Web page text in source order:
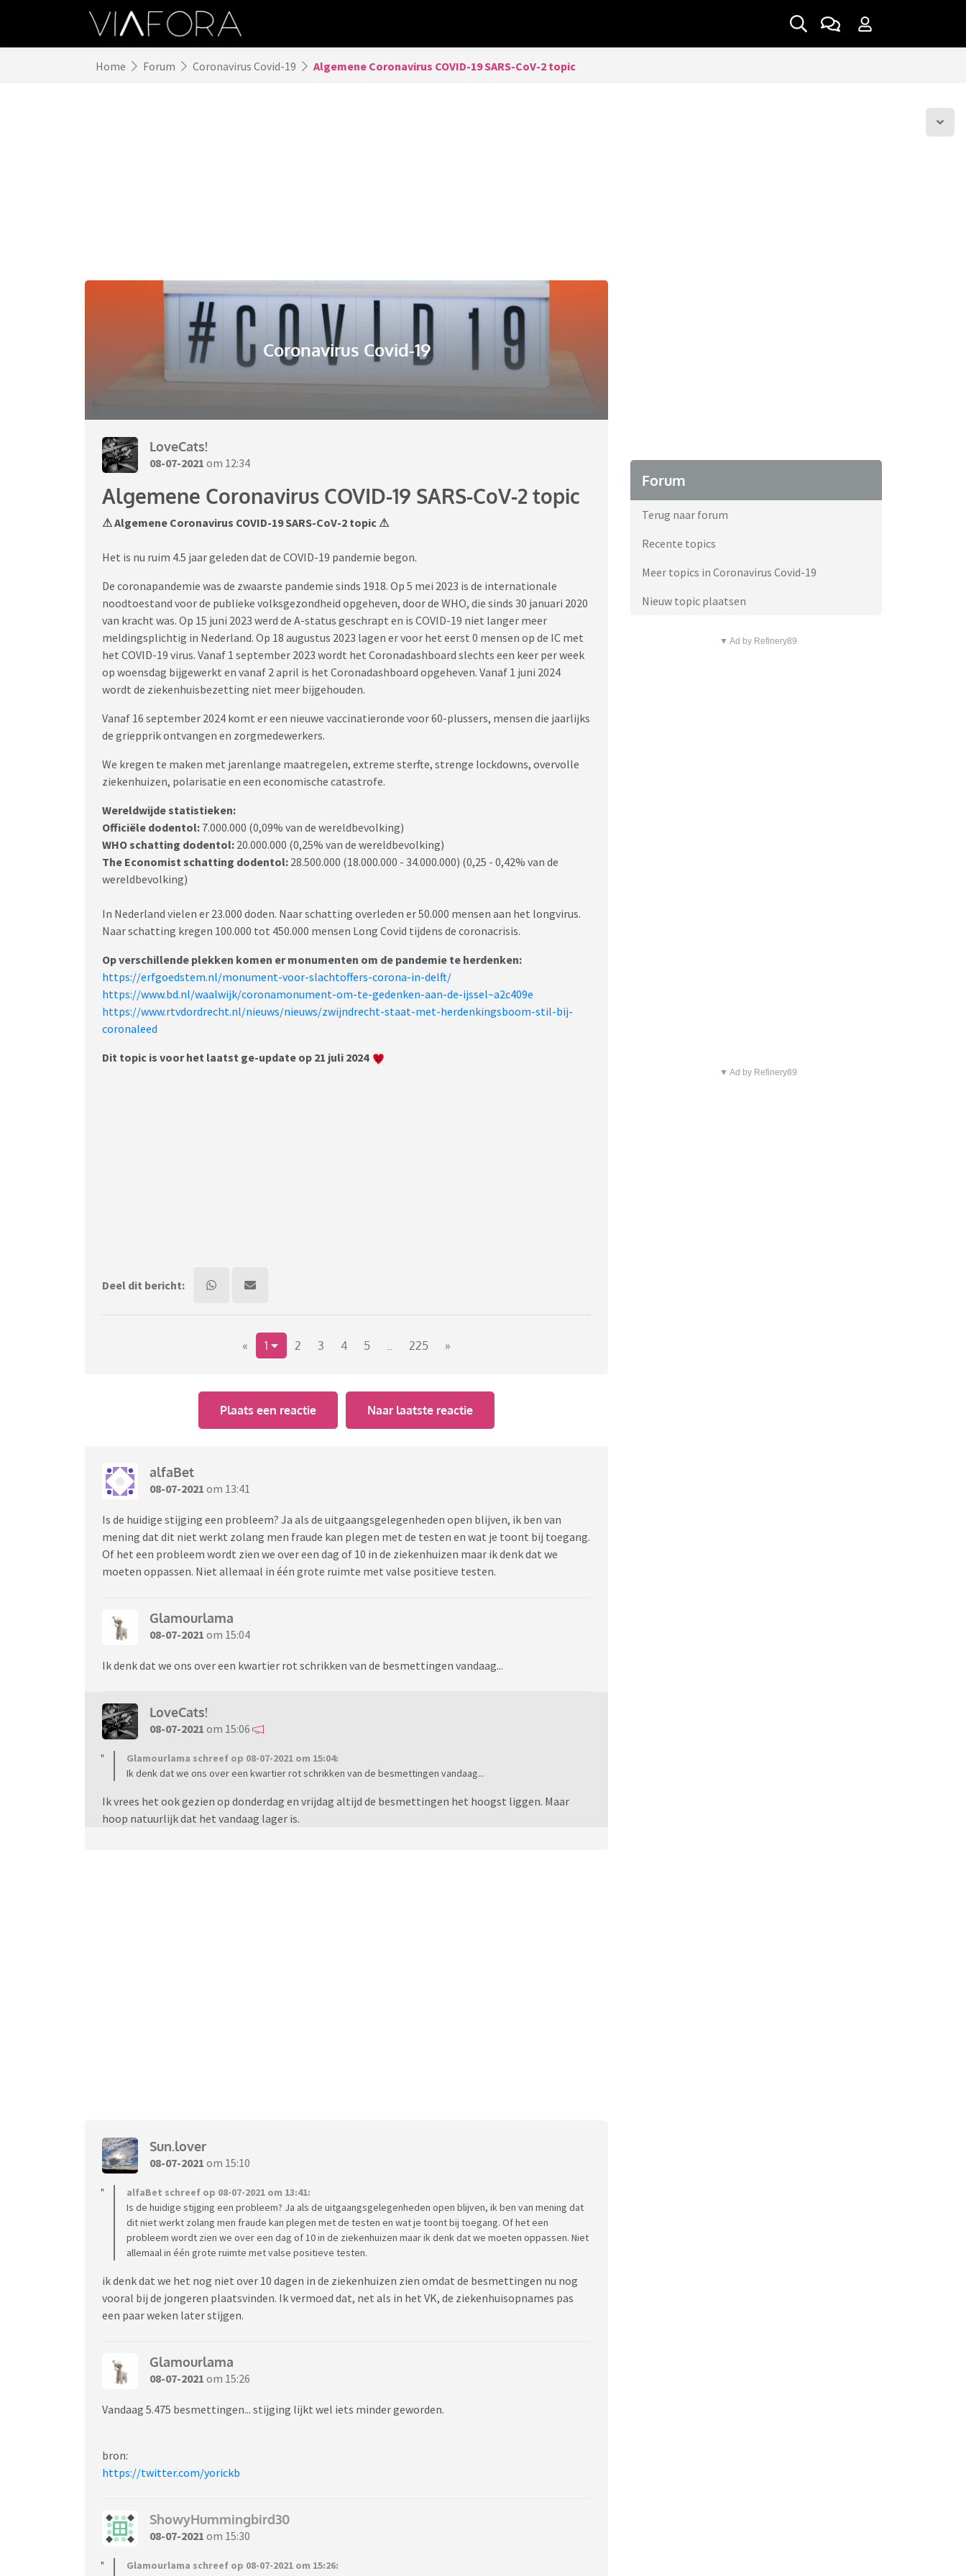
Home Forum Coronavirus Covid-19 Algemene Coronavirus COVID-19 SARS-CoV-2 topic
Coronavirus Covid-19
LoveCats!
08-07-2021 om 12:34
Algemene Coronavirus COVID-19 SARS-CoV-2 topic
⚠Algemene Coronavirus COVID-19 SARS-CoV-2 topic ⚠
Het is nu ruim 4.5 jaar geleden dat de COVID-19 pandemie begon.
De coronapandemie was de zwaarste pandemie sinds 1918. Op 5 mei 2023 is de internationale
noodtoestand voor de publieke volksgezondheid opgeheven, door de WHO, die sinds 30 januari 2020
van kracht was. Op 15 juni 2023 werd de A-status geschrapt en is COVID-19 niet langer meer
meldingsplichtig in Nederland. Op 18 augustus 2023 lagen er voor het eerst 0 mensen op de IC met
het COVID-19 virus. Vanaf 1 september 2023 wordt het Coronadashboard slechts een keer per week
op woensdag bijgewerkt en vanaf 2 april is het Coronadashboard opgeheven. Vanaf 1 juni 2024
wordt de ziekenhuisbezetting niet meer bijgehouden.
Vanaf 16 september 2024 komt er een nieuwe vaccinatieronde voor 60-plussers, mensen die jaarlijks
de griepprik ontvangen en zorgmedewerkers.
We kregen te maken met jarenlange maatregelen, extreme sterfte, strenge lockdowns, overvolle
ziekenhuizen, polarisatie en een economische catastrofe.
Wereldwijde statistieken:
Officiële dodentol: 7.000.000 (0,09% van de wereldbevolking)
WHO schatting dodentol: 20.000.000 (0,25% van de wereldbevolking)
The Economist schatting dodentol: 28.500.000 (18.000.000 - 34.000.000) (0,25 - 0,42% van de
wereldbevolking)
In Nederland vielen er 23.000 doden. Naar schatting overleden er 50.000 mensen aan het longvirus.
Naar schatting kregen 100.000 tot 450.000 mensen Long Covid tijdens de coronacrisis.
Op verschillende plekken komen er monumenten om de pandemie te herdenken:
https://erfgoedstem.nl/monument-voor-slachtoffers-corona-in-delft/
https://www.bd.nl/waalwijk/coronamonument-om-te-gedenken-aan-de-ijssel~a2c409e
https://www.rtvdordrecht.nl/nieuws/nieuws/zwijndrecht-staat-met-herdenkingsboom-stil-bij-
coronaleed
Dit topic is voor het laatst ge-update op 21 juli 2024
Deel dit bericht:
« 1 2 3 4 5 .. 225 »
Plaats een reactie Naar laatste reactie
alfaBet
08-07-2021 om 13:41
Is de huidige stijging een probleem? Ja als de uitgaangsgelegenheden open blijven, ik ben van
mening dat dit niet werkt zolang men fraude kan plegen met de testen en wat je toont bij toegang.
Of het een probleem wordt zien we over een dag of 10 in de ziekenhuizen maar ik denk dat we
moeten oppassen. Niet allemaal in één grote ruimte met valse positieve testen.
Glamourlama
08-07-2021 om 15:04
Ik denk dat we ons over een kwartier rot schrikken van de besmettingen vandaag...
LoveCats!
08-07-2021 om 15:06
Glamourlama schreef op 08-07-2021 om 15:04:
Ik denk dat we ons over een kwartier rot schrikken van de besmettingen vandaag...
Ik vrees het ook gezien op donderdag en vrijdag altijd de besmettingen het hoogst liggen. Maar
hoop natuurlijk dat het vandaag lager is.
Sun.lover
08-07-2021 om 15:10
alfaBet schreef op 08-07-2021 om 13:41:
Is de huidige stijging een probleem? Ja als de uitgaangsgelegenheden open blijven, ik ben van mening dat
dit niet werkt zolang men fraude kan plegen met de testen en wat je toont bij toegang. Of het een
probleem wordt zien we over een dag of 10 in de ziekenhuizen maar ik denk dat we moeten oppassen. Niet
allemaal in één grote ruimte met valse positieve testen.
ik denk dat we het nog niet over 10 dagen in de ziekenhuizen zien omdat de besmettingen nu nog
vooral bij de jongeren plaatsvinden. Ik vermoed dat, net als in het VK, de ziekenhuisopnames pas
een paar weken later stijgen.
Glamourlama
08-07-2021 om 15:26
Vandaag 5.475 besmettingen... stijging lijkt wel iets minder geworden.
bron:
https://twitter.com/yorickb
ShowyHummingbird30
08-07-2021 om 15:30
Glamourlama schreef op 08-07-2021 om 15:26:
Forum
Terug naar forum
Recente topics
Meer topics in Coronavirus Covid-19
Nieuw topic plaatsen
▼ Ad by Refinery89
▼ Ad by Refinery89